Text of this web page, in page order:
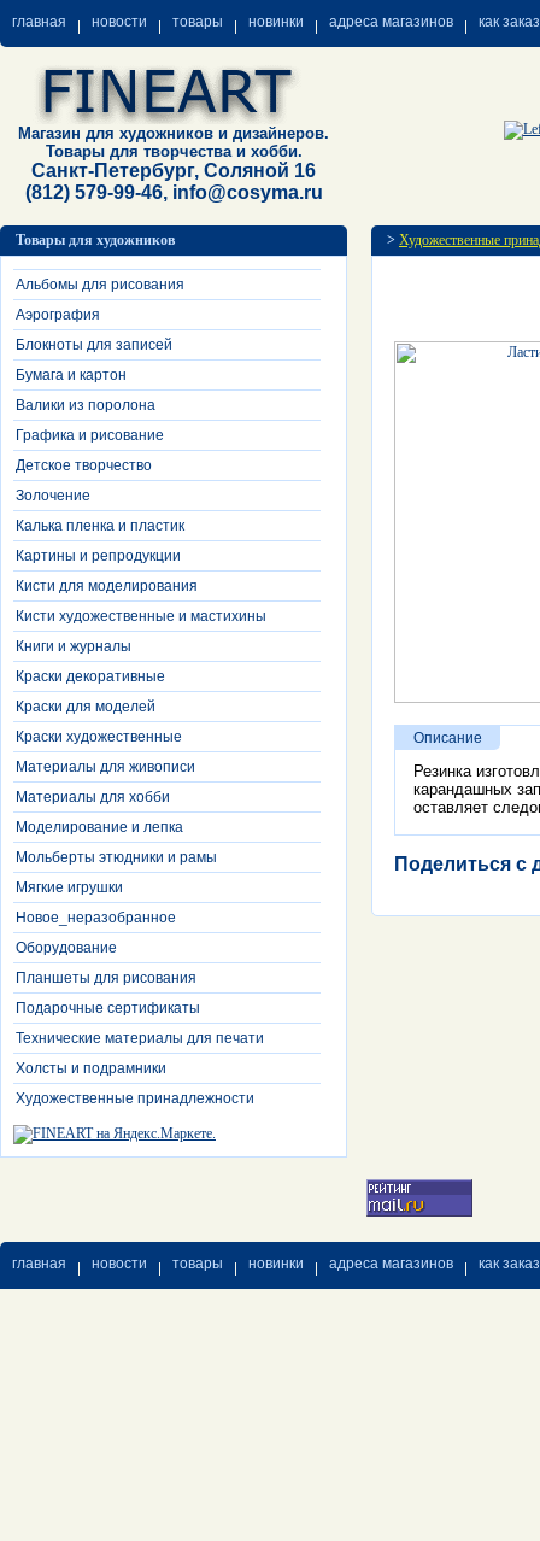
главная новости товары новинки адреса магазинов как
Магазин для художников и дизайнеров.
Товары для творчества и хобби.
Санкт-Петербург, Соляной 16
(812) 579-99-46, info@cosyma.ru
Товары для художников
Альбомы для рисования
Аэрография
Блокноты для записей
Бумага и картон
Валики из поролона
Графика и рисование
Детское творчество
Золочение
Калька пленка и пластик
Картины и репродукции
Кисти для моделирования
Кисти художественные и мастихины
Книги и журналы
Краски декоративные
Краски для моделей
Краски художественные
Материалы для живописи
Материалы для хобби
Моделирование и лепка
Мольберты этюдники и рамы
Мягкие игрушки
Новое_неразобранное
Оборудование
Планшеты для рисования
Подарочные сертификаты
Технические материалы для печати
Холсты и подрамники
Художественные принадлежности
> Художественные
Описание
Резинка
карандашных
оставляет
Поделиться с
главная новости товары новинки адреса магазинов как